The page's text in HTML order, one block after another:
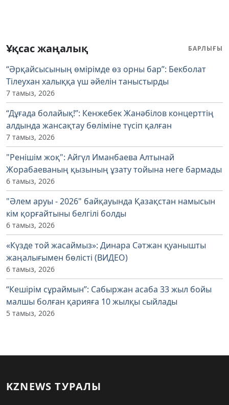
Ұқсас жаңалық БАРЛЫҒЫ
“Әрқайсысының өмірімде өз орны бар”: Бекболат
Тілеухан халыққа үш әйелін таныстырды
7 тамыз, 2026
“Дұғада болайық!”: Кенжебек Жанәбілов концерттің
алдында жансақтау бөліміне түсіп қалған
7 тамыз, 2026
"Ренішім жоқ": Айгүл Иманбаева Алтынай
Жорабаеваның қызының ұзату тойына неге бармады
6 тамыз, 2026
"Әлем аруы - 2026" байқауында Қазақстан намысын
кім қорғайтыны белгілі болды
6 тамыз, 2026
«Күзде той жасаймыз»: Динара Сәтжан қуанышты
жаңалығымен бөлісті (ВИДЕО)
6 тамыз, 2026
“Кешірім сұраймын”: Сабыржан асаба 33 жыл бойы
малшы болған қарияға 10 жылқы сыйлады
5 тамыз, 2026
KZNEWS ТУРАЛЫ